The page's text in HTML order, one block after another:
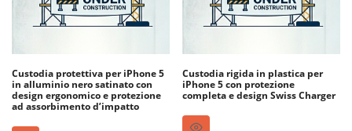
Custodia protettiva per iPhone 5
in alluminio nero satinato con
design ergonomico e protezione
ad assorbimento d’impatto
Custodia rigida in plastica per
iPhone 5 con protezione
completa e design Swiss Charger